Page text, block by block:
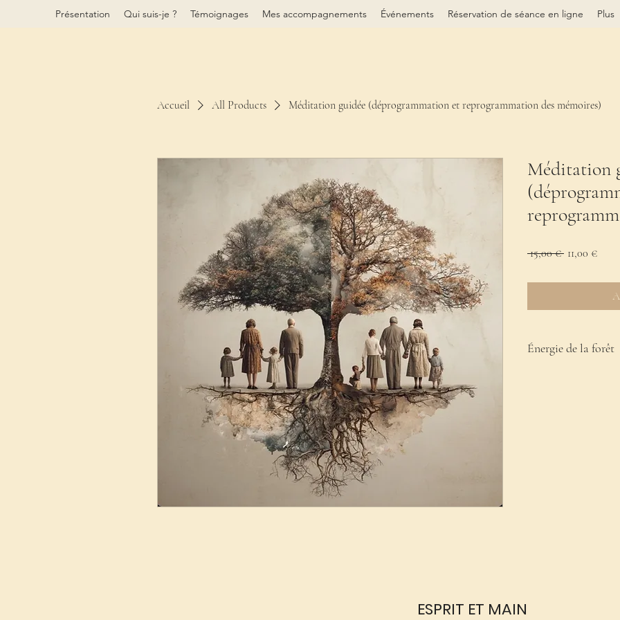
Présentation Qui suis-je ? Témoignages Mes accompagnements Événements Réservation de séance en ligne Plus
Accueil All Products Méditation guidée (déprogrammation et reprogrammation des mémoires)
Méditation
15,00 € Prix
11,00 €Prix
Énergie de la forêt
ESPRIT ET MAIN